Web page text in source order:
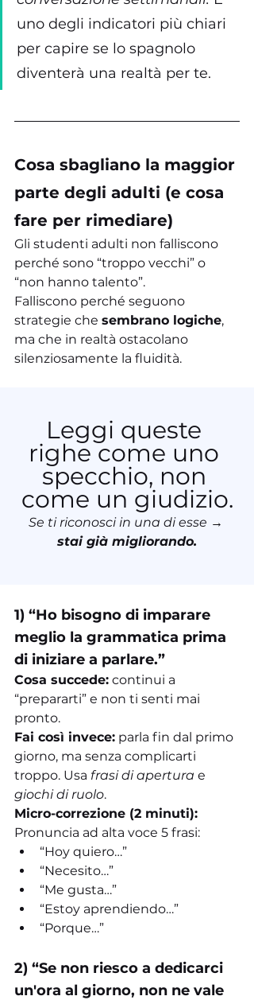
uno degli indicatori più chiari
per capire se lo spagnolo
diventerà una realtà per te.
Cosa sbagliano la maggior
parte degli adulti (e cosa
fare per rimediare)
Gli studenti adulti non falliscono
perché sono “troppo vecchi” o
“non hanno talento”.
Falliscono perché seguono
strategie che sembrano logiche,
ma che in realtà ostacolano
silenziosamente la fluidità.
Leggi queste
righe come uno
specchio, non
come un giudizio.
Se ti riconosci in una di esse →
stai già migliorando.
1) “Ho bisogno di imparare
meglio la grammatica prima
di iniziare a parlare.”
Cosa succede: continui a
“prepararti” e non ti senti mai
pronto.
Fai così invece: parla fin dal primo
giorno, ma senza complicarti
troppo. Usa frasi di apertura e
giochi di ruolo.
Micro-correzione (2 minuti):
Pronuncia ad alta voce 5 frasi:
“Hoy quiero…”
“Necesito…”
“Me gusta…”
“Estoy aprendiendo…”
“Porque…”
2) “Se non riesco a dedicarci
un'ora al giorno, non ne vale